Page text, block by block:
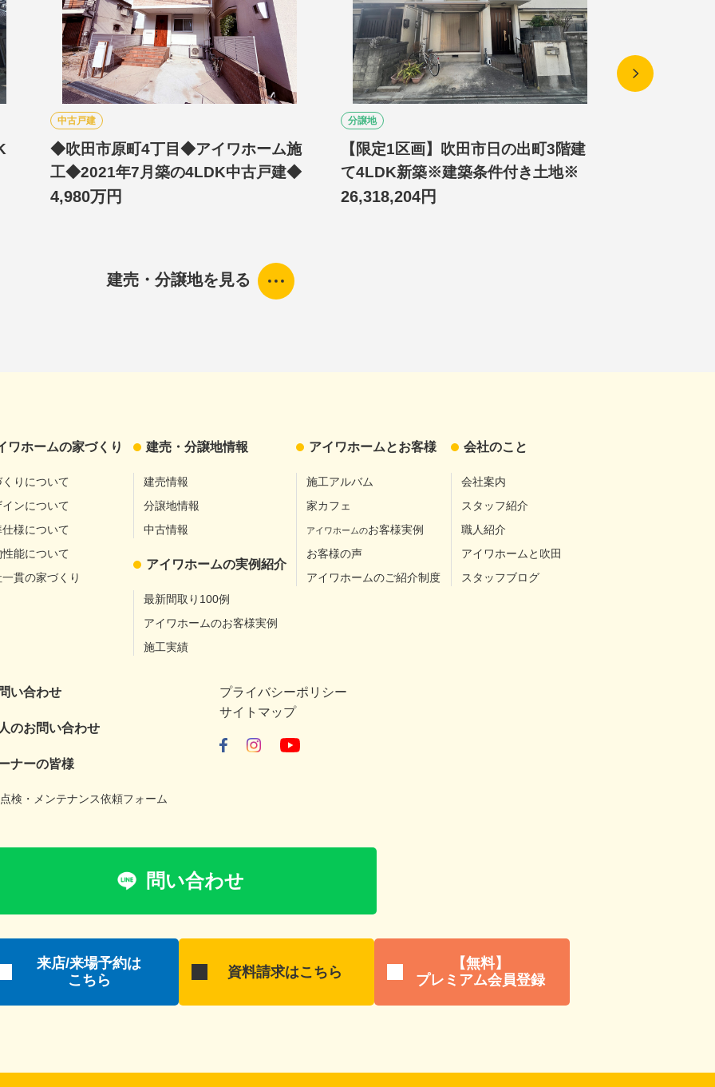
中古戸建
◆吹田市原町4丁目◆アイワホーム施
工◆2021年7月築の4LDK中古戸建◆
4,980万円
分譲地
【限定1区画】吹田市日の出町3階建
て4LDK新築※建築条件付き土地※
26,318,204円
建売・分譲地を見る
ワホームの家づくり
りについて
ンについて
様について
能について
貫の家づくり
建売・分譲地情報
建売情報
分譲地情報
中古情報
アイワホームの実例紹介
最新間取り100例
アイワホームのお客様実例
施工実績
アイワホームとお客様
施工アルバム
家カフェ
アイワホームのお客様実例
お客様の声
アイワホームのご紹介制度
会社のこと
会社案内
スタッフ紹介
職人紹介
アイワホームと吹田
スタッフブログ
い合わせ
のお問い合わせ
ナーの皆様
検・メンテナンス依頼フォーム
プライバシーポリシー
サイトマップ
問い合わせ
来店/来場予約は
こちら
資料請求はこちら
【無料】
プレミアム会員登録